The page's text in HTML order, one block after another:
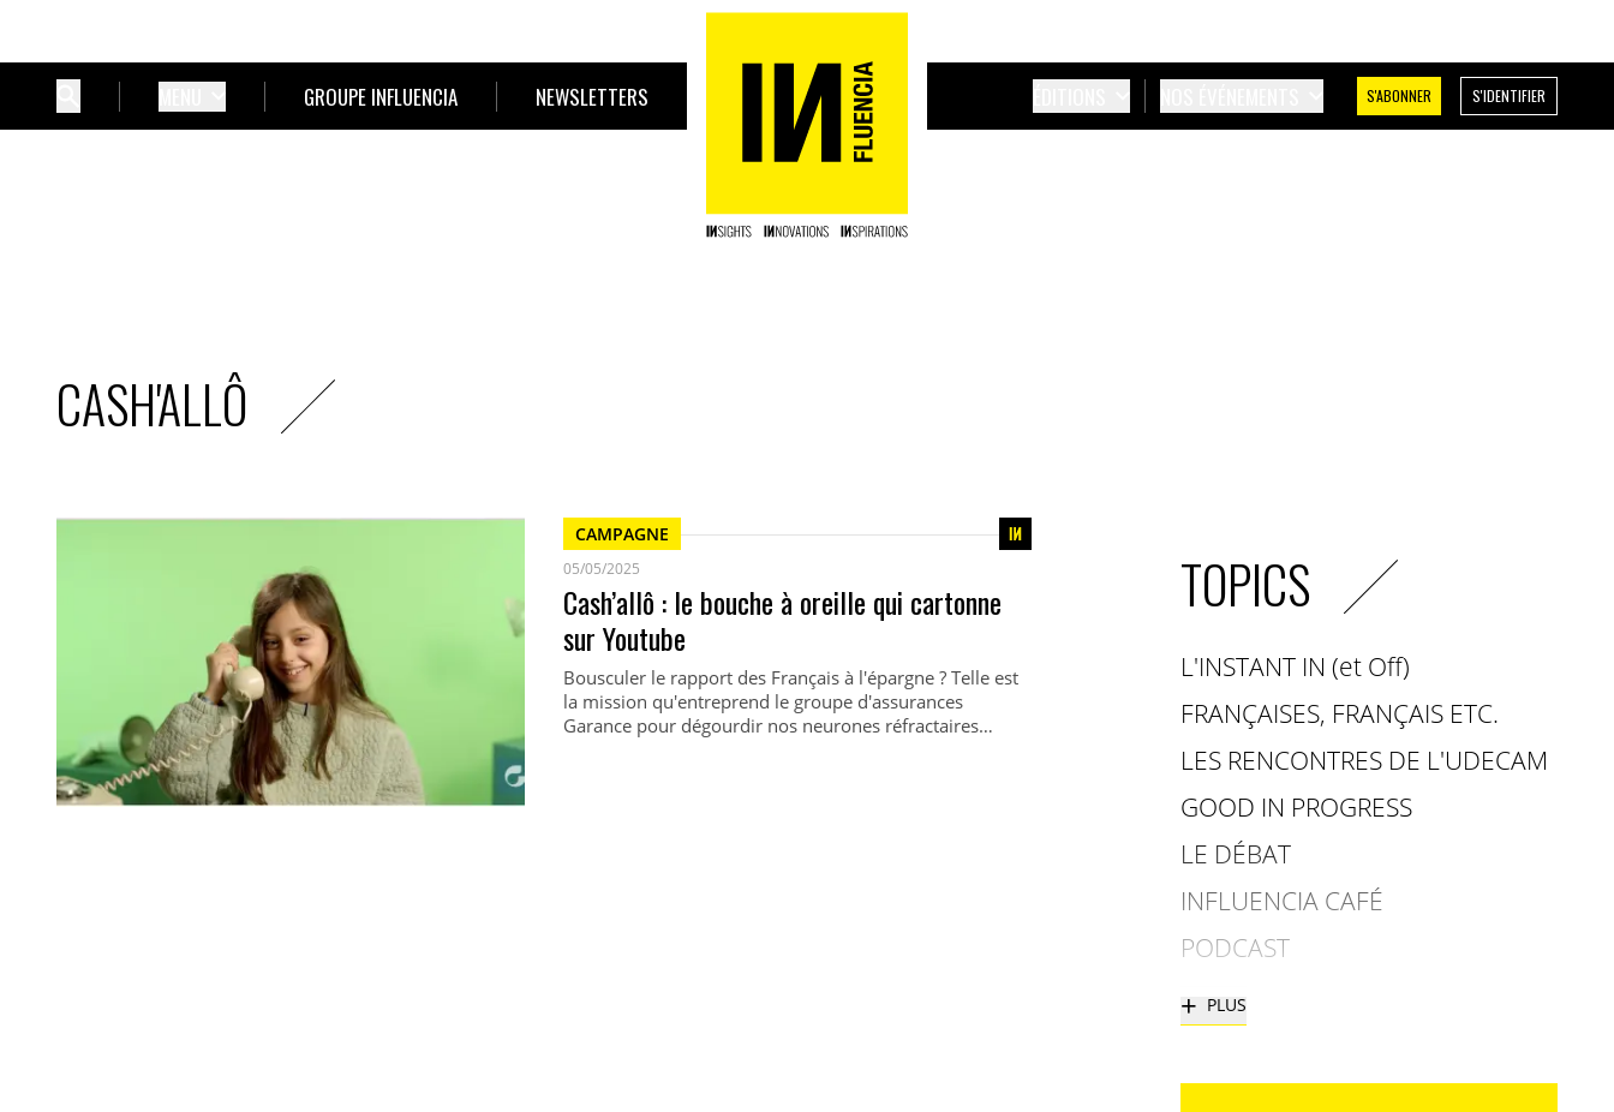
GROUPE INFLUENCIA NEWSLETTERS S'ABONNER S'IDENTIFIER
CASH'ALLÔ
CAMPAGNE
05/05/2025
Cash’allô : le bouche à oreille qui cartonne
sur Youtube
Bousculer le rapport des Français à l'épargne ? Telle est
la mission qu'entreprend le groupe d'assurances
Garance pour dégourdir nos neurones réfractaires…
TOPICS
L'INSTANT IN (et Off)
FRANÇAISES, FRANÇAIS ETC.
LES RENCONTRES DE L'UDECAM
GOOD IN PROGRESS
LE DÉBAT
INFLUENCIA CAFÉ
PODCAST
+ PLUS